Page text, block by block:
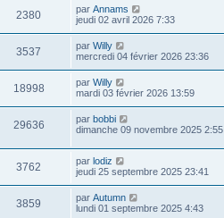
2380 par Annams
jeudi 02 avril 2026 7:33
3537 par Willy
mercredi 04 février 2026 23:36
18998 par Willy
mardi 03 février 2026 13:59
29636 par bobbi
dimanche 09 novembre 2025 2:55
3762 par lodiz
jeudi 25 septembre 2025 23:41
3859 par Autumn
lundi 01 septembre 2025 4:43